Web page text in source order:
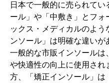
日本で一般的に売られてい
ール」や「中敷き」とフォ
ックス・メディカルのよう
ンソール」は明確な違いが
一般的な市販インソールは
や快適性の向上に使用され
方、「矯正インソール」は